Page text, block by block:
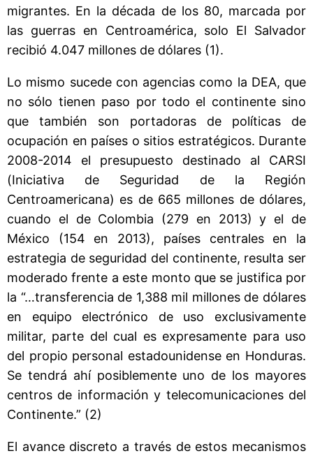
migrantes. En la década de los 80, marcada por
las guerras en Centroamérica, solo El Salvador
recibió 4.047 millones de dólares (1).
Lo mismo sucede con agencias como la DEA, que
no sólo tienen paso por todo el continente sino
que también son portadoras de políticas de
ocupación en países o sitios estratégicos. Durante
2008-2014 el presupuesto destinado al CARSI
(Iniciativa de Seguridad de la Región
Centroamericana) es de 665 millones de dólares,
cuando el de Colombia (279 en 2013) y el de
México (154 en 2013), países centrales en la
estrategia de seguridad del continente, resulta ser
moderado frente a este monto que se justifica por
la “…transferencia de 1,388 mil millones de dólares
en equipo electrónico de uso exclusivamente
militar, parte del cual es expresamente para uso
del propio personal estadounidense en Honduras.
Se tendrá ahí posiblemente uno de los mayores
centros de información y telecomunicaciones del
Continente.” (2)
El avance discreto a través de estos mecanismos